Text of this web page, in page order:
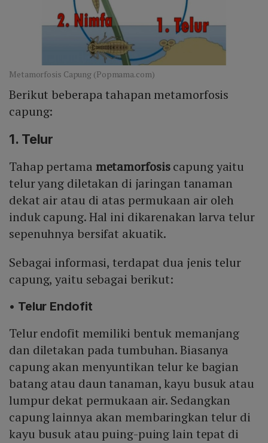
Metamorfosis Capung (Popmama.com)
Berikut beberapa tahapan metamorfosis
capung:
1. Telur
Tahap pertama metamorfosiscapung yaitu
telur yang diletakan di jaringan tanaman
dekat air atau di atas permukaan air oleh
induk capung. Hal ini dikarenakan larva telur
sepenuhnya bersifat akuatik.
Sebagai informasi, terdapat dua jenis telur
capung, yaitu sebagai berikut:
• Telur Endofit
Telur endofit memiliki bentuk memanjang
dan diletakan pada tumbuhan. Biasanya
capung akan menyuntikan telur ke bagian
batang atau daun tanaman, kayu busuk atau
lumpur dekat permukaan air. Sedangkan
capung lainnya akan membaringkan telur di
kayu busuk atau puing-puing lain tepat di